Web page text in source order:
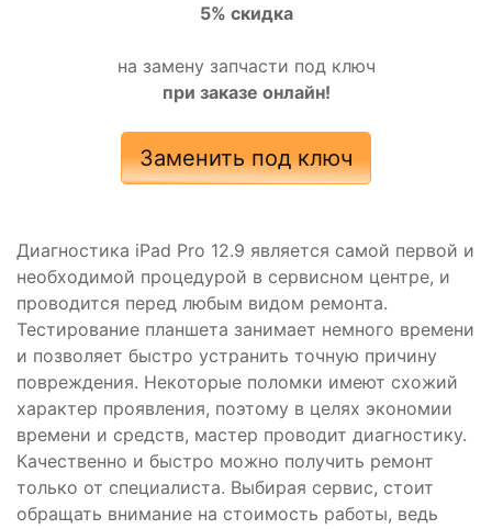
5% скидка
на замену запчасти под ключ
при заказе онлайн!
Заменить под ключ
Диагностика iPad Pro 12.9 является самой первой и
необходимой процедурой в сервисном центре, и
проводится перед любым видом ремонта.
Тестирование планшета занимает немного времени
и позволяет быстро устранить точную причину
повреждения. Некоторые поломки имеют схожий
характер проявления, поэтому в целях экономии
времени и средств, мастер проводит диагностику.
Качественно и быстро можно получить ремонт
только от специалиста. Выбирая сервис, стоит
обращать внимание на стоимость работы, ведь